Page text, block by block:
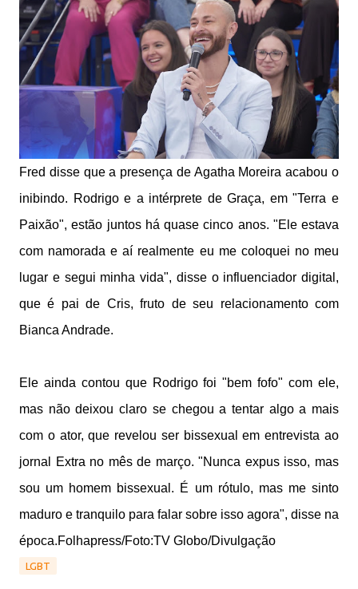
Fred disse que a presença de Agatha Moreira acabou o
inibindo. Rodrigo e a intérprete de Graça, em "Terra e
Paixão", estão juntos há quase cinco anos. "Ele estava
com namorada e aí realmente eu me coloquei no meu
lugar e segui minha vida", disse o influenciador digital,
que é pai de Cris, fruto de seu relacionamento com
Bianca Andrade.
Ele ainda contou que Rodrigo foi "bem fofo" com ele,
mas não deixou claro se chegou a tentar algo a mais
com o ator, que revelou ser bissexual em entrevista ao
jornal Extra no mês de março. "Nunca expus isso, mas
sou um homem bissexual. É um rótulo, mas me sinto
maduro e tranquilo para falar sobre isso agora", disse na
época.Folhapress/Foto:TV Globo/Divulgação
LGBT